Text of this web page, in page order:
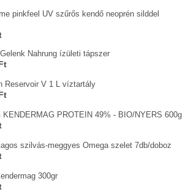
pinkfeel UV szűrős kendő neoprén silddel
Nahrung ízületi tápszer
Reservoir V 1 L víztartály
KENDERMAG PROTEIN 49% - BIO/NYERS 600g
szilvás-meggyes Omega szelet 7db/doboz
300gr